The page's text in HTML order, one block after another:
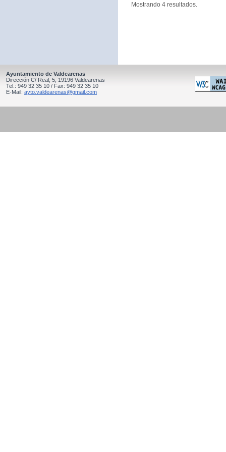
Mostrando 4 resultados.
Ayuntamiento de Valdearenas
Dirección C/ Real, 5, 19196 Valdearenas
Tel.: 949 32 35 10 / Fax: 949 32 35 10
E-Mail: ayto.valdearenas@gmail.com